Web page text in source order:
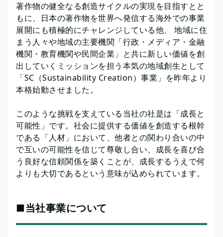
著作物の健全なる創造サイクルの実現を目指すとと
もに、日本の著作物を世界へ発信する海外での事業
展開にも積極的にチャレンジしている他、 地域に住
まう人々や地域の主要機関「行政・メディア・金融
機関・教育機関や民間企業」と共に新しい価値を創
出していくミッションを担う本気の地域創生として
「SC（Sustainability Creation）事業」を昨年より
本格始動させました。
このような挑戦を支えている当社の社是は「成長と
可能性」です。社会に提供する価値を創造する根幹
である「人材」において、他者との関わり合いの中
で互いの可能性を信じて尊敬し合い、成長を喜び合
う良好な信頼関係を築くことが、成長するうえで何
よりも大切であるという意味が込められています。
■当社事業について